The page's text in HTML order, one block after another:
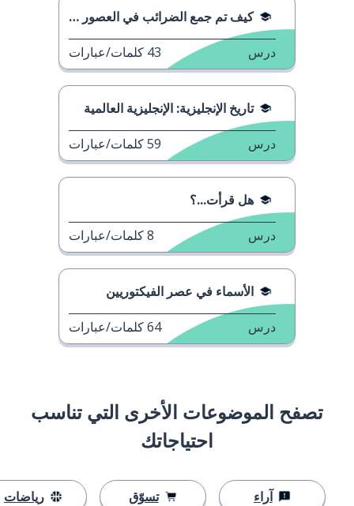
كيف تم جمع الضرائب في العصور الوسطى؟
درس 43 كلمات/عبارات
تاريخ الإنجليزية: الإنجليزية العالمية
درس 59كلمات/عبارات
هل قرأت...؟
درس 8كلمات/عبارات
الأسماء في عصر الفيكتوريين
درس 64كلمات/عبارات
تصفح الموضوعات الأخرى التي تناسب
احتياجاتك
آراء تسوّق رياضات